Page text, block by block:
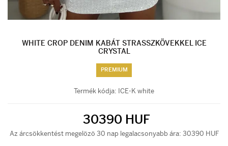
WHITE CROP DENIM KABÁT STRASSZKÖVEKKEL ICE
CRYSTAL
PREMIUM
Termék kódja: ICE-K white
30390 HUF
Az árcsökkentést megelözö 30 nap legalacsonyabb ára: 30390 HUF